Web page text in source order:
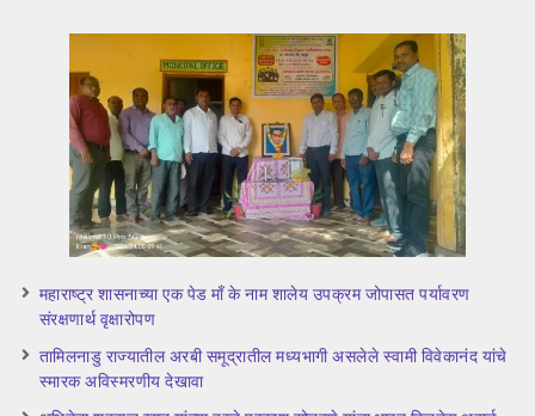
महाराष्ट्र शासनाच्या एक पेड माँ के नाम शालेय उपक्रम जोपासत पर्यावरण
संरक्षणार्थ वृक्षारोपण
तामिलनाडु राज्यातील अरबी समूद्रातील मध्यभागी असलेले स्वामी विवेकानंद यांचे
स्मारक अविस्मरणीय देखावा